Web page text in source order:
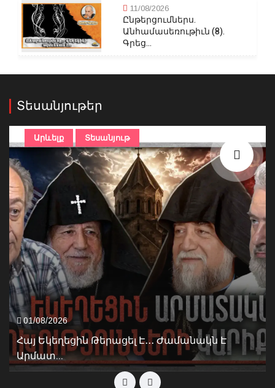
11/08/2026
Ընթերցումներս.
Անհամասեռութիւն (8).
Գրեց...
Տեսանյութեր
01/08/2026
Հայ Եկեղեցին Թերացել Է․․․ Ժամանակն Է
Արմատ...
Արևելք Տեսանյութ